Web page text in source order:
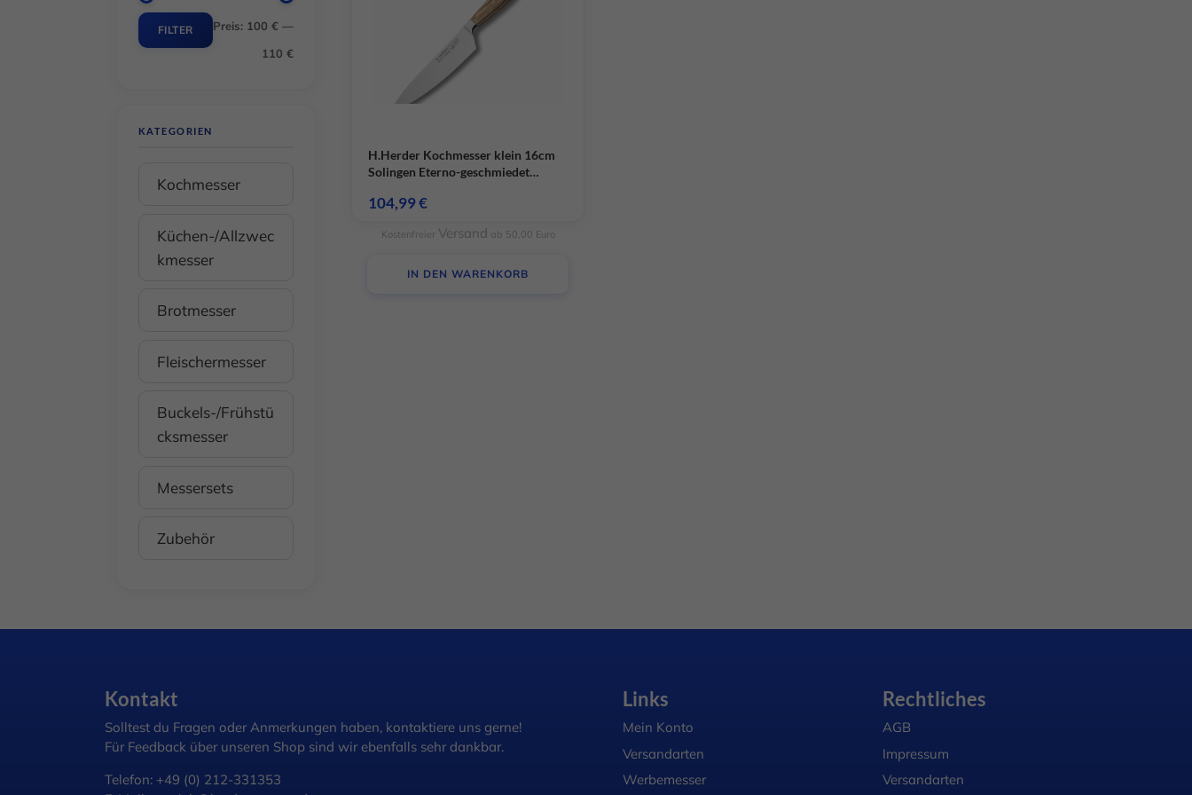
H.Herder Kochmesser klein 16cm
Solingen Eterno-geschmiedet
104,99€
Kostenfreier Versand ab 50,00 Euro
IN DEN WARENKORB
Min.
Max.
FILTER Preis: 100 € —
110 €
KATEGORIEN
Kochmesser
Küchen-/Allzwec
kmesser
Brotmesser
Fleischermesser
Buckels-/Frühstü
cksmesser
Messersets
Zubehör
Kontakt
Solltest du Fragen oder Anmerkungen haben, kontaktiere uns gerne!
Für Feedback über unseren Shop sind wir ebenfalls sehr dankbar.
Telefon: +49 (0) 212-331353
Links
Mein Konto
Versandarten
Werbemesser
Rechtliches
AGB
Impressum
Versandarten